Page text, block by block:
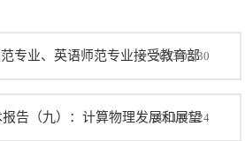
专业、英语师范专业接受教育部
2023/03/30
告（九）：计算物理发展和展望
2021/07/24